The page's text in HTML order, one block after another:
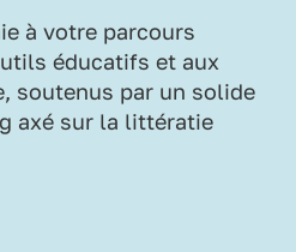
à votre parcours
éducatifs et aux
soutenus par un solide
axé sur la littératie